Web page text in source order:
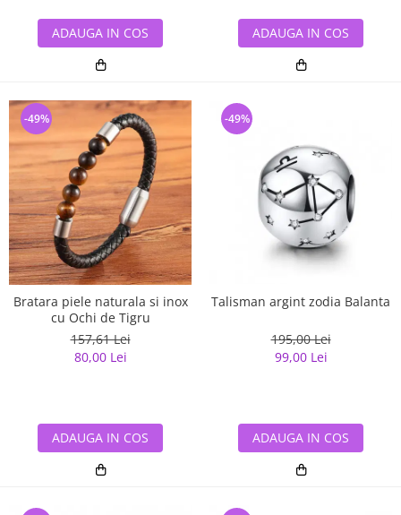
ADAUGA IN COS ADAUGA IN COS
Bratara piele naturala si inox
cu Ochi de Tigru
157,61 Lei
80,00 Lei
-49%
ADAUGA IN COS
Talisman argint zodia Balanta
195,00 Lei
99,00 Lei
-49%
ADAUGA IN COS